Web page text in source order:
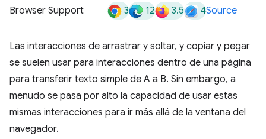
Browser Support 3 12 3.5 4Source
Las interacciones de arrastrar y soltar, y copiar y pegar
se suelen usar para interacciones dentro de una página
para transferir texto simple de A a B. Sin embargo, a
menudo se pasa por alto la capacidad de usar estas
mismas interacciones para ir más allá de la ventana del
navegador.